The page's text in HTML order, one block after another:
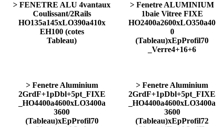
> FENETRE ALU 4vantaux
Coulissant/2Rails
HO135a145xLO390a410x
EH100 (cotes
Tableau)
> Fenetre ALUMINIUM
1baie Vitree FIXE
HO2400a2600xLO350a40
0
(Tableau)xEpProfil70
_Verre4+16+6
> Fenetre Aluminium
2GrdF+1pDbl+5pt_FIXE
_HO4400a4600xLO3400a
3600
(Tableau)xEpProfil70
> Fenetre Aluminium
2GrdF+1pDbl+5pt_FIXE
_HO4400a4600xLO3400a
3600
(Tableau)xEpProfil72